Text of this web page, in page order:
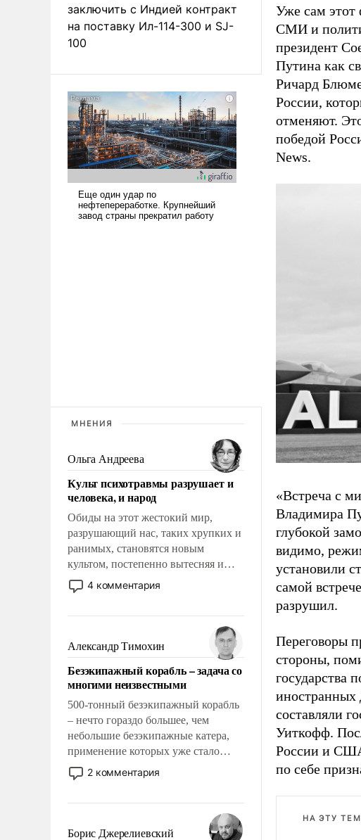
заключить с Индией контракт
на поставку Ил-114-300 и SJ-
100
МНЕНИЯ
Ольга Андреева
Культ психотравмы разрушает и
человека, и народ
Обиды на этот жестокий мир,
разрушающий нас, таких хрупких и
ранимых, становятся новым
культом, постепенно вытесняя и
отменяя традиционное требование к
человеку – быть мужественным и
на себя ответственность, помогать
слабым, идти вперед и
адаптироваться.
4 комментария
Александр Тимохин
Безэкипажный корабль – задача со
многими неизвестными
500-тонный безэкипажный корабль
– нечто гораздо большее, чем
небольшие безэкипажные катера,
применение которых уже стало
обыденностью. Задача по созданию
такого корабля очень сложна и
реализация радикально поднимет
наши боевые возможности.
2 комментария
Борис Джерелиевский
Уже сам этот
СМИ и
президент
Путина как
Ричард
России,
отменяют.
победой
News.
«Встреча с
Владимира
глубокой
видимо,
установили
самой
разрушил.
Переговоры
стороны,
государства
иностранных
составляли
Уиткофф.
России и
по себе
НА ЭТУ